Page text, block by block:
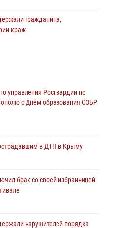
гражданина,
краж
противоправные действия на
отметили День Крещения Руси
задержали подозреваемого
управления Росгвардии по
с Днём образования СОБР
в ДТП в Крыму
брак со своей избранницей
нарушителей порядка